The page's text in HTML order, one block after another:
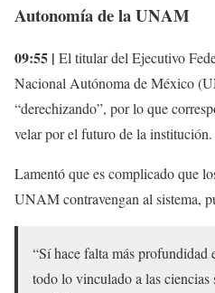
Autonomía de la UNAM
09:55 | El titular del Ejecutivo
Nacional Autónoma de México
“derechizando”, por lo que
velar por el futuro de la institución.
Lamentó que es complicado que
UNAM contravengan al sistema,
“Sí hace falta más profundidad
todo lo vinculado a las ciencias